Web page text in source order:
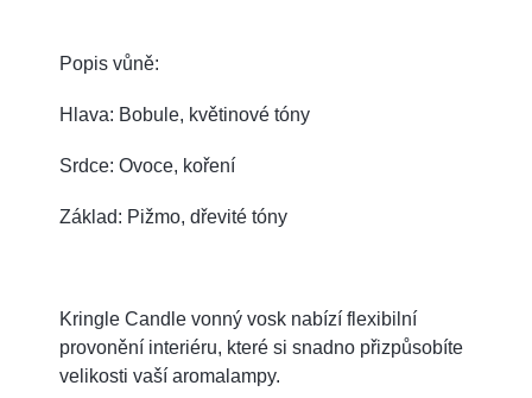
Popis vůně:
Hlava: Bobule, květinové tóny
Srdce: Ovoce, koření
Základ: Pižmo, dřevité tóny
Kringle Candle vonný vosk nabízí flexibilní
provonění interiéru, které si snadno přizpůsobíte
velikosti vaší aromalampy.